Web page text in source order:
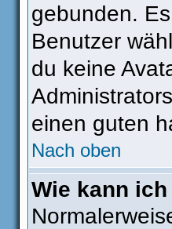
gebunden.
Benutzer
du keine
einen guten
Nach oben
Wie kann